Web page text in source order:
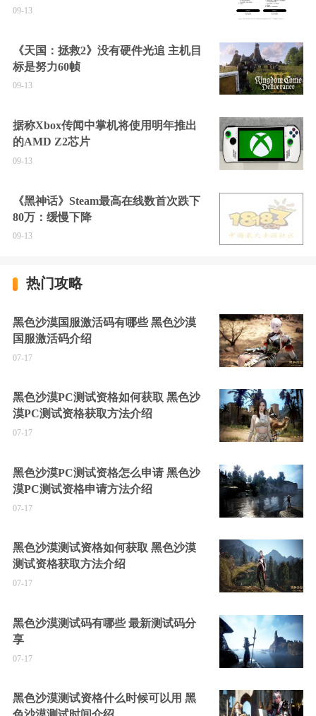
09-13
《天国：拯救2》没有硬件光追 主机目
标是努力60帧
09-13
据称Xbox传闻中掌机将使用明年推出
的AMD Z2芯片
09-13
《黑神话》Steam最高在线数首次跌下
80万：缓慢下降
09-13
热门攻略
黑色沙漠国服激活码有哪些 黑色沙漠
国服激活码介绍
07-17
黑色沙漠PC测试资格如何获取 黑色沙
漠PC测试资格获取方法介绍
07-17
黑色沙漠PC测试资格怎么申请 黑色沙
漠PC测试资格申请方法介绍
07-17
黑色沙漠测试资格如何获取 黑色沙漠
测试资格获取方法介绍
07-17
黑色沙漠测试码有哪些 最新测试码分
享
07-17
黑色沙漠测试资格什么时候可以用 黑